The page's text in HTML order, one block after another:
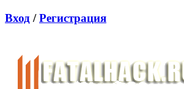
Вход /Регистрация